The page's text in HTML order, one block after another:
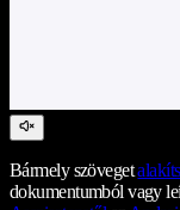
Bármely szöveget
dokumentumból vagy